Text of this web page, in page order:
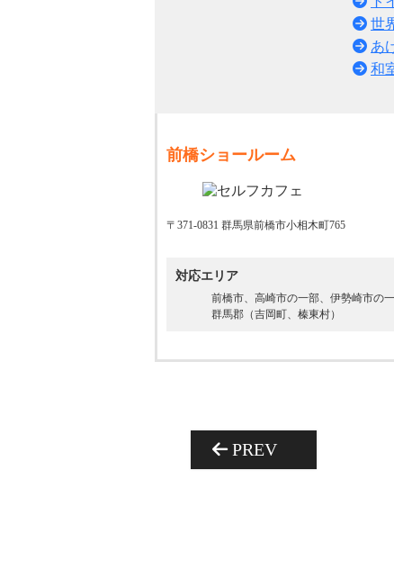
世
あ
和
前橋ショールーム
〒371-0831 群馬県前橋市小相木町765
対応エリア
前橋市、高崎市の一部、伊勢崎市の
群馬郡（吉岡町、榛東村）
PREV